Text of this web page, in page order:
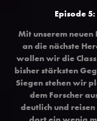
Episode
Mit unserem
an die nächste
wollen wir die Class
bisher stärksten
Siegen stehen wir
dem Forscher
deutlich und